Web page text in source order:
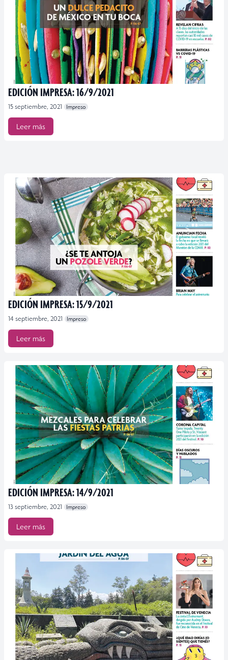
EDICIÓN IMPRESA: 16/9/2021
15 septiembre, 2021 Impreso
Leer más
EDICIÓN IMPRESA: 15/9/2021
14 septiembre, 2021 Impreso
Leer más
EDICIÓN IMPRESA: 14/9/2021
13 septiembre, 2021 Impreso
Leer más